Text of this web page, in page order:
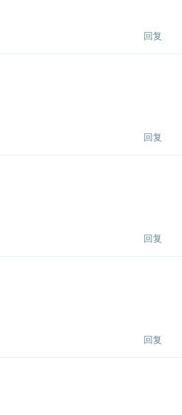
回复
回复
回复
回复